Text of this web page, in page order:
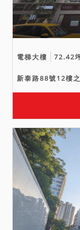
電梯大樓 72.42
新泰路88號12樓